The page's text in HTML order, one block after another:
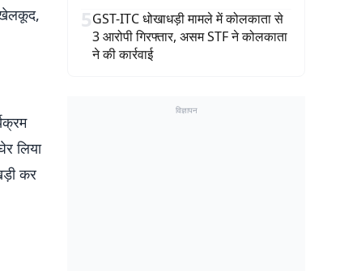
खेलकूद,
लिया
कर
5GST-ITC धोखाधड़ी मामले में कोलकाता से
3 आरोपी गिरफ्तार, असम STF ने कोलकाता
ने की कार्रवाई
विज्ञापन